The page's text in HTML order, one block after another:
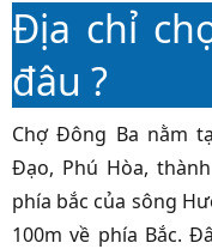
Địa chỉ
đâu ?
Chợ Đông Ba nằm
Đạo, Phú Hòa,
phía bắc của sông
100m về phía Bắc.